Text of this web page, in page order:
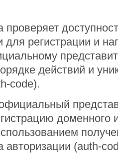
проверяет
регистрации и
действий и
code).
доменного
авторизации (auth-